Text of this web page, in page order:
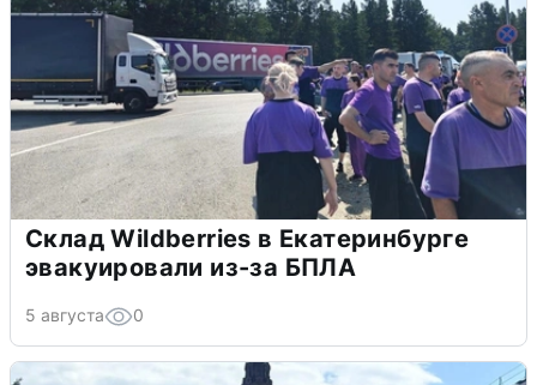
Склад Wildberries в Екатеринбурге
эвакуировали из-за БПЛА
5 августа 0